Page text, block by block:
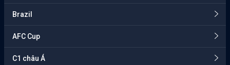
Brazil
AFC Cup
C1 châu Á